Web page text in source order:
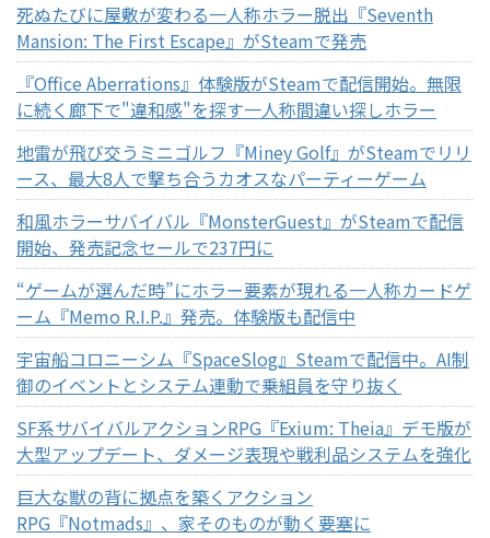
死ぬたびに屋敷が変わる一人称ホラー脱出『Seventh
Mansion: The First Escape』がSteamで発売
『Office Aberrations』体験版がSteamで配信開始。無限
に続く廊下で"違和感"を探す一人称間違い探しホラー
地雷が飛び交うミニゴルフ『Miney Golf』がSteamでリリ
ース、最大8人で撃ち合うカオスなパーティーゲーム
和風ホラーサバイバル『MonsterGuest』がSteamで配信
開始、発売記念セールで237円に
“ゲームが選んだ時”にホラー要素が現れる一人称カードゲ
ーム『Memo R.I.P.』発売。体験版も配信中
宇宙船コロニーシム『SpaceSlog』Steamで配信中。AI制
御のイベントとシステム連動で乗組員を守り抜く
SF系サバイバルアクションRPG『Exium: Theia』デモ版が
大型アップデート、ダメージ表現や戦利品システムを強化
巨大な獣の背に拠点を築くアクション
RPG『Notmads』、家そのものが動く要塞に